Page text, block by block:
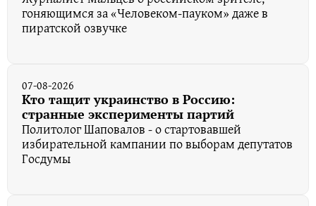
гоняющимся за «Человеком-пауком» даже в
пиратской озвучке
07-08-2026
Кто тащит украинство в Россию:
странные эксперименты партий
Политолог Шаповалов - о стартовавшей
избирательной кампании по выборам депутатов
Госдумы